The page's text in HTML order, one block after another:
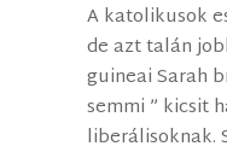
A katolikusok
de azt talán
guineai Sarah
semmi ” kicsit
liberálisoknak.